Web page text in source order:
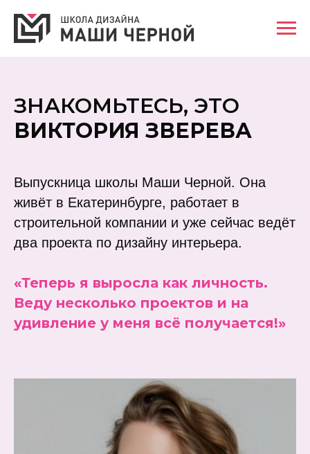
ЗНАКОМЬТЕСЬ, ЭТО
ВИКТОРИЯ ЗВЕРЕВА
Выпускница школы Маши Черной. Она
живёт в Екатеринбурге, работает в
строительной компании и уже сейчас ведёт
два проекта по дизайну интерьера.
«Теперь я выросла как личность.
Веду несколько проектов и на
удивление у меня всё получается!»